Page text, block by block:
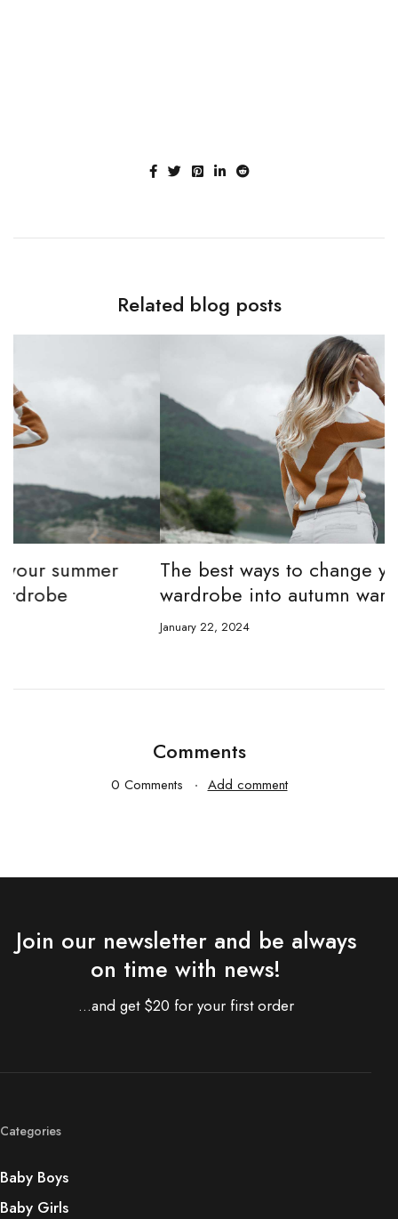
Related blog posts
The best ways to change your summer
wardrobe into autumn wardrobe
Comments
0 Comments Add comment
Join our newsletter and be always
on time with news!
...and get $20 for your first order
Categories
Baby Boys
Baby Girls